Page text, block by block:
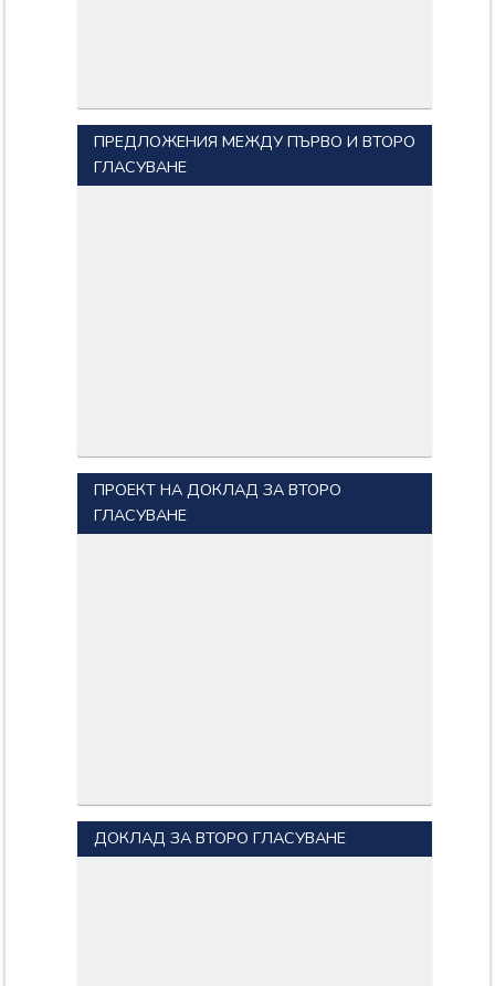
ПРЕДЛОЖЕНИЯ МЕЖДУ ПЪРВО И ВТОРО
ГЛАСУВАНЕ
ПРОЕКТ НА ДОКЛАД ЗА ВТОРО
ГЛАСУВАНЕ
ДОКЛАД ЗА ВТОРО ГЛАСУВАНЕ